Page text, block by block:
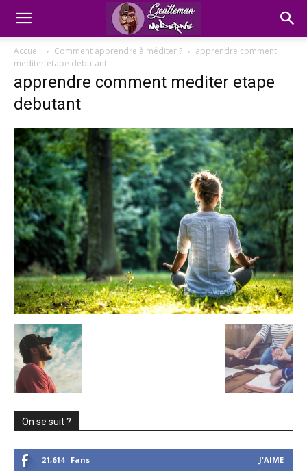
Accueil Comment apprendre à méditer ?
apprendre comment
mediter etape debutant
apprendre comment mediter etape
debutant
On se suit ?
21,614 Fans J'AIME